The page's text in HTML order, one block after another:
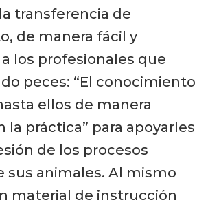
transferencia de
de manera fácil y
los profesionales que
peces: “El conocimiento
ellos de manera
la práctica” para apoyarles
de los procesos
sus animales. Al mismo
material de instrucción